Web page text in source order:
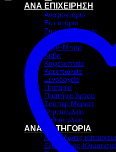
ΑΝΑ ΕΠΙΧΕΙΡΗΣΗ
Αναψυκτήριο
Εστιατόριο
Ζαχαροπλαστείο
Ιχθυοπωλείο
Καφέ-Μπαρ
Κάβα
Καφεκοπτείο
Κρεοπωλείο
Ξενοδοχείο
Πιτσαρία
Πρατήριο Άρτου
Σούπερ Μάρκετ
Ψητοπωλείο
Ανθοπωλείο
ΑΝΑ ΚΑΤΗΓΟΡΙΑ
Ανοξείδωτες
Εξαερισμός-